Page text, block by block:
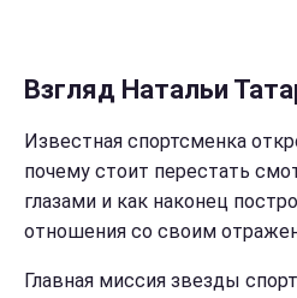
Взгляд Натальи
Известная спортсменка
почему стоит перестать
глазами и как наконец
отношения со своим
Главная миссия звезды